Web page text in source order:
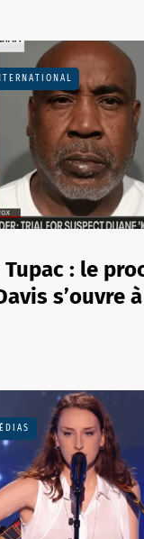
: le
s’ouvre